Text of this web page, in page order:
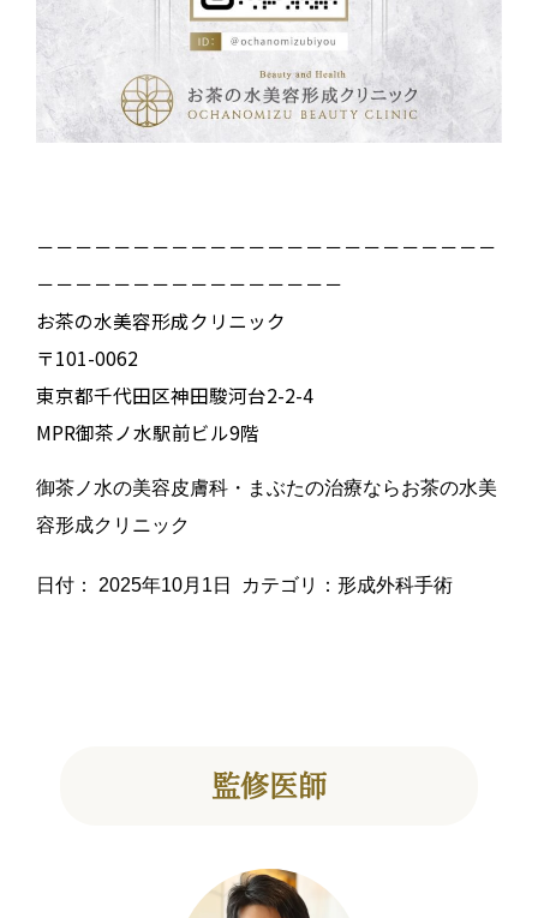
－－－－－－－－－－－－－－－－－－－－－－－－
－－－－－－－－－－－－－－－－
お茶の水美容形成クリニック
〒101-0062
東京都千代田区神田駿河台2-2-4
MPR御茶ノ水駅前ビル9階
御茶ノ水の美容皮膚科・まぶたの治療ならお茶の水美
容形成クリニック
日付： 2025年10月1日 カテゴリ： 形成外科手術
監修医師